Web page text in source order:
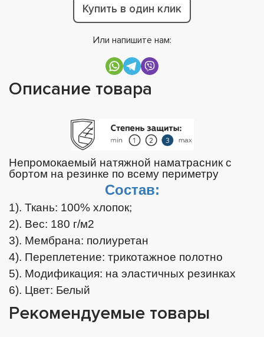
Купить в один клик
Или напишите нам:
Описание товара
Непромокаемый натяжной наматрасник с
бортом на резинке по всему периметру
Состав:
1). Ткань: 100% хлопок;
2). Вес: 180 г/м2
3). Мембрана: полиуретан
4). Переплетение: трикотажное полотно
5). Модификация: на эластичных резинках
6). Цвет: Белый
Рекомендуемые товары